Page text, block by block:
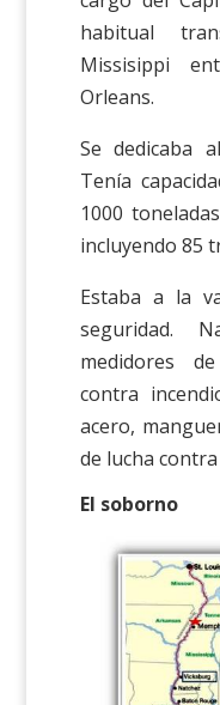
habitual
Missisippi
Orleans.
Se dedicaba
Tenía
1000
incluyendo 85
Estaba a la
seguridad.
medidores
contra
acero,
de lucha
El soborno